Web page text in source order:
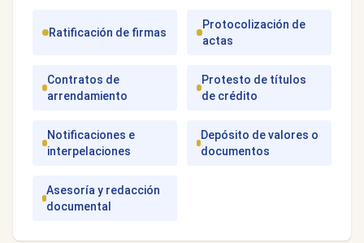
Ratificación de firmas
Protocolización de
actas
Contratos de
arrendamiento
Protesto de títulos
de crédito
Notificaciones e
interpelaciones
Depósito de valores o
documentos
Asesoría y redacción
documental